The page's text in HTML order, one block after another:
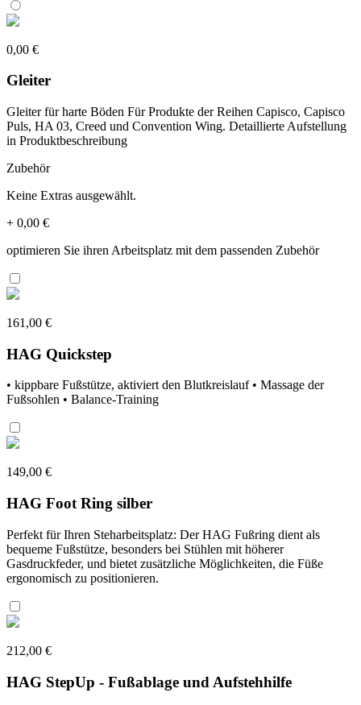
0,00 €
Gleiter
Gleiter für harte Böden Für Produkte der Reihen Capisco, Capisco
Puls, HA 03, Creed und Convention Wing. Detaillierte Aufstellung
in Produktbeschreibung
Zubehör
Keine Extras ausgewählt.
+ 0,00 €
optimieren Sie ihren Arbeitsplatz mit dem passenden Zubehör
161,00 €
HAG Quickstep
• kippbare Fußstütze, aktiviert den Blutkreislauf • Massage der
Fußsohlen • Balance-Training
149,00 €
HAG Foot Ring silber
Perfekt für Ihren Steharbeitsplatz: Der HAG Fußring dient als
bequeme Fußstütze, besonders bei Stühlen mit höherer
Gasdruckfeder, und bietet zusätzliche Möglichkeiten, die Füße
ergonomisch zu positionieren.
212,00 €
HAG StepUp - Fußablage und Aufstehhilfe